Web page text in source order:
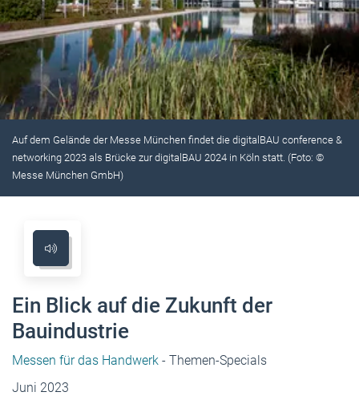
Auf dem Gelände der Messe München findet die digitalBAU conference &
networking 2023 als Brücke zur digitalBAU 2024 in Köln statt. (Foto: ©
Messe München GmbH)
Ein Blick auf die Zukunft der
Bauindustrie
Messen für das Handwerk - Themen-Specials
Juni 2023